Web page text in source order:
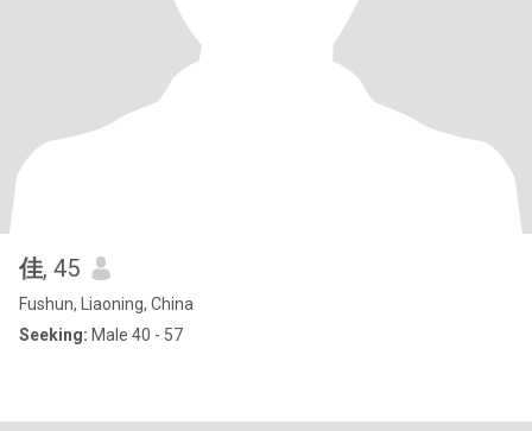
佳, 45
Fushun, Liaoning, China
Seeking: Male 40 - 57